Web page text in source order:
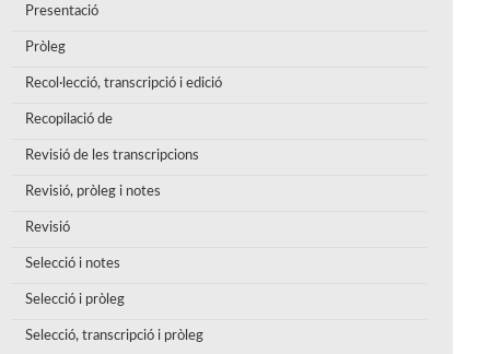
Presentació
Pròleg
Recol·lecció, transcripció i edició
Recopilació de
Revisió de les transcripcions
Revisió, pròleg i notes
Revisió
Selecció i notes
Selecció i pròleg
Selecció, transcripció i pròleg